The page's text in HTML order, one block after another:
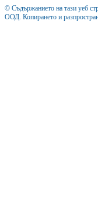
© Съдържанието на тази уеб
ООД. Копирането и